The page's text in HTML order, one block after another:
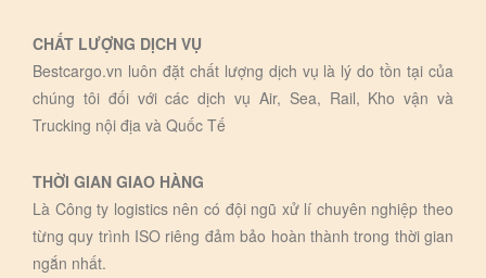
CHẤT LƯỢNG DỊCH VỤ
Bestcargo.vn luôn đặt chất lượng dịch vụ là lý do tồn tại của
chúng tôi đối với các dịch vụ Air, Sea, Rail, Kho vận và
Trucking nội địa và Quốc Tế
THỜI GIAN GIAO HÀNG
Là Công ty logistics nên có đội ngũ xử lí chuyên nghiệp theo
từng quy trình ISO riêng đảm bảo hoàn thành trong thời gian
ngắn nhất.